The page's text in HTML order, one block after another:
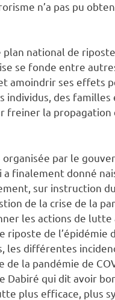
n’a pas pu
national de
se fonde entre
amoindrir ses effets
individus, des familles
freiner la propagation
par le
finalement donné
sur instruction
de la crise de la
les actions de lutte
riposte de l’épidémie
les différentes
la pandémie de
Dabiré qui dit avoir
plus efficace, plus